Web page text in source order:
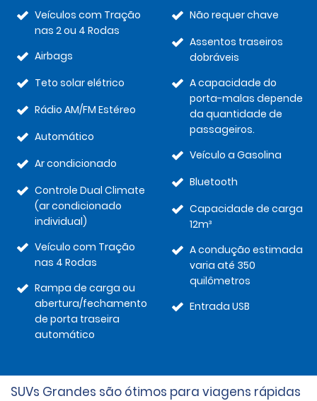
Veículos com Tração
nas 2 ou 4 Rodas
Airbags
Teto solar elétrico
Rádio AM/FM Estéreo
Automático
Ar condicionado
Controle Dual Climate
(ar condicionado
individual)
Veículo com Tração
nas 4 Rodas
Rampa de carga ou
abertura/fechamento
de porta traseira
automático
Não requer chave
Assentos traseiros
dobráveis
A capacidade do
porta-malas depende
da quantidade de
passageiros.
Veículo a Gasolina
Bluetooth
Capacidade de carga
12m³
A condução estimada
varia até 350
quilômetros
Entrada USB
SUVs Grandes são ótimos para viagens rápidas